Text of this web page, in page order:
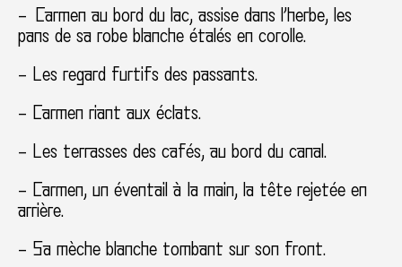
– Carmen au bord du lac, assise dans l’herbe, les
pans de sa robe blanche étalés en corolle.
– Les regard furtifs des passants.
– Carmen riant aux éclats.
– Les terrasses des cafés, au bord du canal.
– Carmen, un éventail à la main, la tête rejetée en
arrière.
– Sa mèche blanche tombant sur son front.